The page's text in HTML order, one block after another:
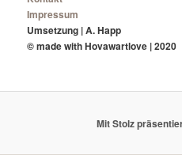
Impressum
Umsetzung | A. Happ
© made with Hovawartlove | 2020
Mit Stolz